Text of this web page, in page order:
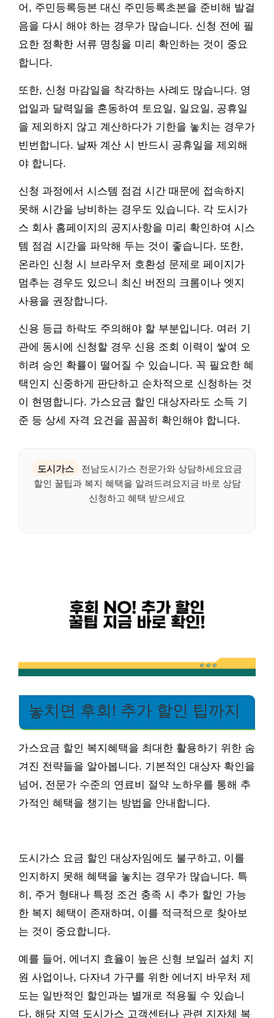
어, 주민등록등본 대신 주민등록초본을 준비해 발걸
음을 다시 해야 하는 경우가 많습니다. 신청 전에 필
요한 정확한 서류 명칭을 미리 확인하는 것이 중요
합니다.
또한, 신청 마감일을 착각하는 사례도 많습니다. 영
업일과 달력일을 혼동하여 토요일, 일요일, 공휴일
을 제외하지 않고 계산하다가 기한을 놓치는 경우가
빈번합니다. 날짜 계산 시 반드시 공휴일을 제외해
야 합니다.
신청 과정에서 시스템 점검 시간 때문에 접속하지
못해 시간을 낭비하는 경우도 있습니다. 각 도시가
스 회사 홈페이지의 공지사항을 미리 확인하여 시스
템 점검 시간을 파악해 두는 것이 좋습니다. 또한,
온라인 신청 시 브라우저 호환성 문제로 페이지가
멈추는 경우도 있으니 최신 버전의 크롬이나 엣지
사용을 권장합니다.
신용 등급 하락도 주의해야 할 부분입니다. 여러 기
관에 동시에 신청할 경우 신용 조회 이력이 쌓여 오
히려 승인 확률이 떨어질 수 있습니다. 꼭 필요한 혜
택인지 신중하게 판단하고 순차적으로 신청하는 것
이 현명합니다. 가스요금 할인 대상자라도 소득 기
준 등 상세 자격 요건을 꼼꼼히 확인해야 합니다.
도시가스
전남도시가스 전문가와 상담하세요요금
할인 꿀팁과 복지 혜택을 알려드려요지금 바로 상담
신청하고 혜택 받으세요
놓치면 후회! 추가 할인 팁까지
가스요금 할인 복지혜택을 최대한 활용하기 위한 숨
겨진 전략들을 알아봅니다. 기본적인 대상자 확인을
넘어, 전문가 수준의 연료비 절약 노하우를 통해 추
가적인 혜택을 챙기는 방법을 안내합니다.
도시가스 요금 할인 대상자임에도 불구하고, 이를
인지하지 못해 혜택을 놓치는 경우가 많습니다. 특
히, 주거 형태나 특정 조건 충족 시 추가 할인 가능
한 복지 혜택이 존재하며, 이를 적극적으로 찾아보
는 것이 중요합니다.
예를 들어, 에너지 효율이 높은 신형 보일러 설치 지
원 사업이나, 다자녀 가구를 위한 에너지 바우처 제
도는 일반적인 할인과는 별개로 적용될 수 있습니
다. 해당 지역 도시가스 고객센터나 관련 지자체 복